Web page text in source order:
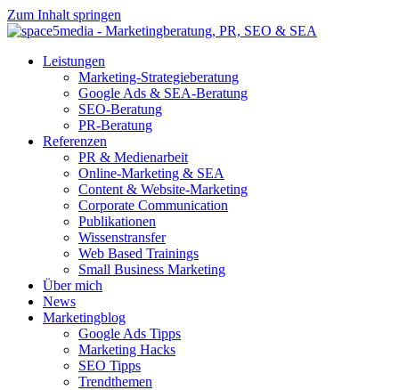
Zum Inhalt springen
Leistungen
Marketing-Strategieberatung
Google Ads & SEA-Beratung
SEO-Beratung
PR-Beratung
Referenzen
PR & Medienarbeit
Online-Marketing & SEA
Content & Website-Marketing
Corporate Communication
Publikationen
Wissenstransfer
Web Based Trainings
Small Business Marketing
Über mich
News
Marketingblog
Google Ads Tipps
Marketing Hacks
SEO Tipps
Trendthemen